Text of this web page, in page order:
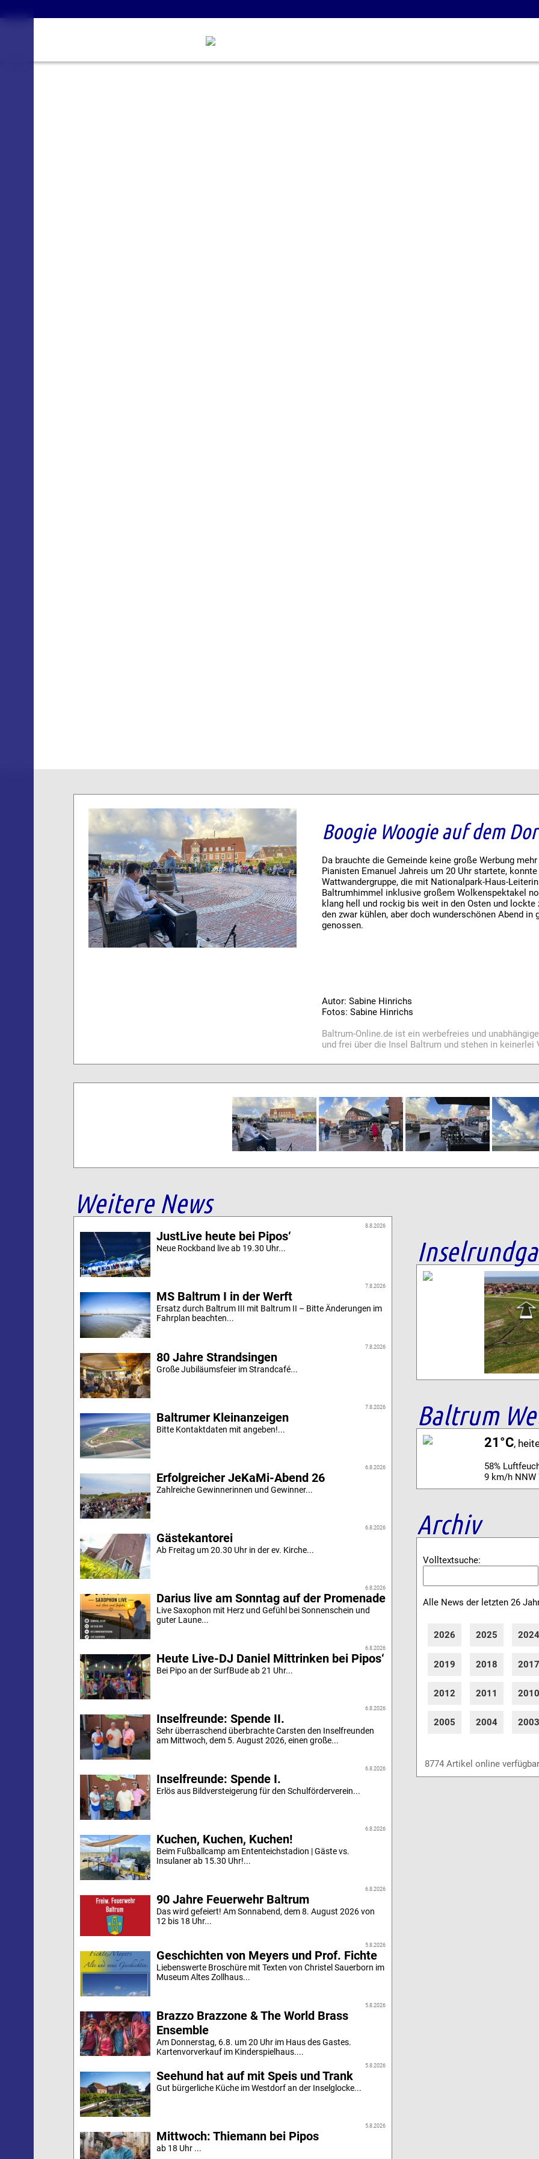
Boogie Woogie auf dem
Da brauchte die Gemeinde keine große Werbung
Pianisten Emanuel Jahreis um 20 Uhr startete,
Wattwandergruppe, die mit Nationalpark-Haus-
Baltrumhimmel inklusive großem Wolkenspektakel
klang hell und rockig bis weit in den Osten und
den zwar kühlen, aber doch wunderschönen Abend
genossen.
Autor: Sabine Hinrichs
Fotos: Sabine Hinrichs
Baltrum-Online.de ist ein werbefreies und
und frei über die Insel Baltrum und stehen in keinerlei
Weitere News
8.8.2026
JustLive heute bei Pipos‘
Neue Rockband live ab 19.30 Uhr...
7.8.2026
MS Baltrum I in der Werft
Ersatz durch Baltrum III mit Baltrum II – Bitte Änderungen im
Fahrplan beachten...
7.8.2026
80 Jahre Strandsingen
Große Jubiläumsfeier im Strandcafé...
7.8.2026
Baltrumer Kleinanzeigen
Bitte Kontaktdaten mit angeben!...
6.8.2026
Erfolgreicher JeKaMi-Abend 26
Zahlreiche Gewinnerinnen und Gewinner...
6.8.2026
Gästekantorei
Ab Freitag um 20.30 Uhr in der ev. Kirche...
6.8.2026
Darius live am Sonntag auf der Promenade
Live Saxophon mit Herz und Gefühl bei Sonnenschein und
guter Laune...
6.8.2026
Heute Live-DJ Daniel Mittrinken bei Pipos‘
Bei Pipo an der SurfBude ab 21 Uhr...
6.8.2026
Inselfreunde: Spende II.
Sehr überraschend überbrachte Carsten den Inselfreunden
am Mittwoch, dem 5. August 2026, einen große...
6.8.2026
Inselfreunde: Spende I.
Erlös aus Bildversteigerung für den Schulförderverein...
6.8.2026
Kuchen, Kuchen, Kuchen!
Beim Fußballcamp am Ententeichstadion | Gäste vs.
Insulaner ab 15.30 Uhr!...
6.8.2026
90 Jahre Feuerwehr Baltrum
Das wird gefeiert! Am Sonnabend, dem 8. August 2026 von
12 bis 18 Uhr...
5.8.2026
Geschichten von Meyers und Prof. Fichte
Liebenswerte Broschüre mit Texten von Christel Sauerborn im
Museum Altes Zollhaus...
5.8.2026
Brazzo Brazzone & The World Brass
Ensemble
Am Donnerstag, 6.8. um 20 Uhr im Haus des Gastes.
Kartenvorverkauf im Kinderspielhaus....
5.8.2026
Seehund hat auf mit Speis und Trank
Gut bürgerliche Küche im Westdorf an der Inselglocke...
5.8.2026
Mittwoch: Thiemann bei Pipos
ab 18 Uhr ...
Baltrum
21°C,
58%
9 km/h NNW
Archiv
Volltextsuche:
Alle News der letzten 26
2026 2025
2019 2018
2012 2011
2005 2004
8774 Artikel online